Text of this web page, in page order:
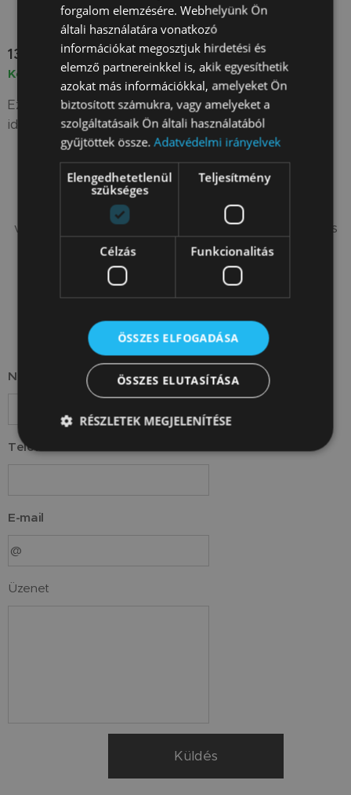
13 000 Ft
Készleten
Ezek egyedi kiegészítőink a lakáshoz, házhoz, amelyek
időt és helyet takarítanak meg.
Nem tud dönteni?
Ha kérdése van, vagy több információra van szüksége,
nyugodtan írjon nekünk az alábbi űrlapon keresztül,
vagy hívjon ezen a telefonszámon: +36 303 736 63 17 és
szívesen segítünk.
Csak kattintson a "Kosárba" gombra.
Név
Telefonszám
E-mail
Üzenet
Küldés
forgalom elemzésére. Webhelyünk Ön
általi használatára vonatkozó
információkat megosztjuk hirdetési és
elemző partnereinkkel is, akik egyesíthetik
azokat más információkkal, amelyeket Ön
biztosított számukra, vagy amelyeket a
szolgáltatásaik Ön általi használatából
gyűjtöttek össze.Adatvédelmi irányelvek
Elengedhetetlenül
szükséges
Teljesítmény
Célzás Funkcionalitás
ÖSSZES ELFOGADÁSA
ÖSSZES ELUTASÍTÁSA
RÉSZLETEK MEGJELENÍTÉSE